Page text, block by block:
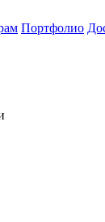
Портфолио